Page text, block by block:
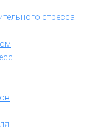
стресса